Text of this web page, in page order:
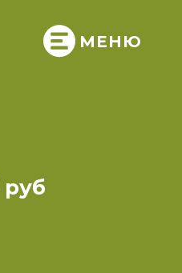
МЕНЮ
руб